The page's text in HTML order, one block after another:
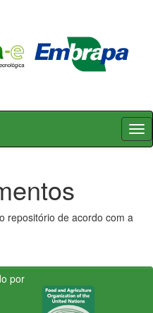
repositório de acordo com a
por